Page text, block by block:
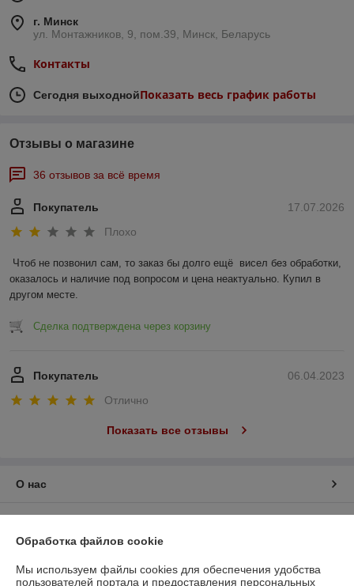
г. Минск
ул. Монтажников, 9, пом.39, Минск, Беларусь
Контакты
Сегодня выходнойПоказать весь график работы
Отзывы о магазине
36 отзывов за всё время
17.07.2026
Покупатель
Плохо
Чтоб не позвонил сам, то заказ бы долго ещё  висел без обработки,
оказалось и наличие под вопросом и цена неактуально. Купил в
другом месте.
Сделка подтверждена через корзину
06.04.2023
Покупатель
Отлично
Показать все отзывы
О нас
Обработка файлов cookie
Мы используем файлы cookies для обеспечения удобства
пользователей портала и предоставления персональных